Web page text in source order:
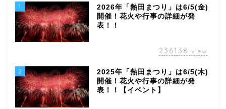
1
2026年「熱田まつり」は6/5(金)
開催！花火や行事の詳細が発
表！！
236138 view
2
2025年「熱田まつり」は6/5(木)
開催！花火や行事の詳細が発
表！！【イベント】